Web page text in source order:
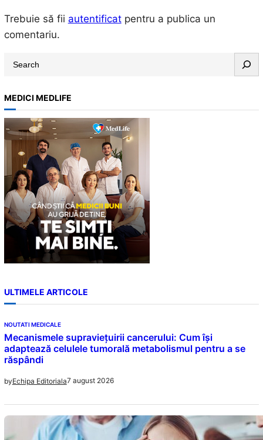
Trebuie să fii autentificatpentru a publica un
comentariu.
a
r
c
h
MEDICI MEDLIFE
ULTIMELE ARTICOLE
NOUTATI MEDICALE
Mecanismele supraviețuirii cancerului: Cum își
adaptează celulele tumorală metabolismul pentru a se
răspândi
byEchipa Editoriala7 august 2026